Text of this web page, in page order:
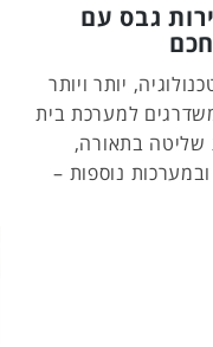
גבס עם
יותר ויותר
למערכת בית
בתאורה,
נוספות –